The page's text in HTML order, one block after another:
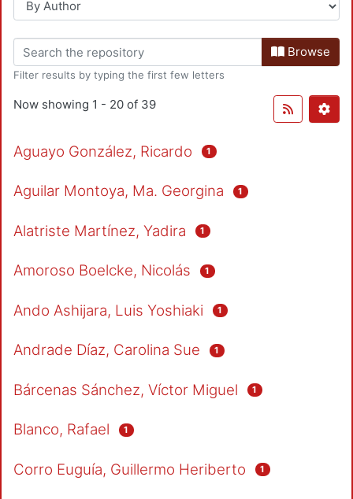
Browse
Filter results by typing the first few letters
Now showing 1 - 20 of 39
Aguayo González, Ricardo 1
Aguilar Montoya, Ma. Georgina 1
Alatriste Martínez, Yadira 1
Amoroso Boelcke, Nicolás 1
Ando Ashijara, Luis Yoshiaki 1
Andrade Díaz, Carolina Sue 1
Bárcenas Sánchez, Víctor Miguel 1
Blanco, Rafael 1
Corro Euguía, Guillermo Heriberto 1